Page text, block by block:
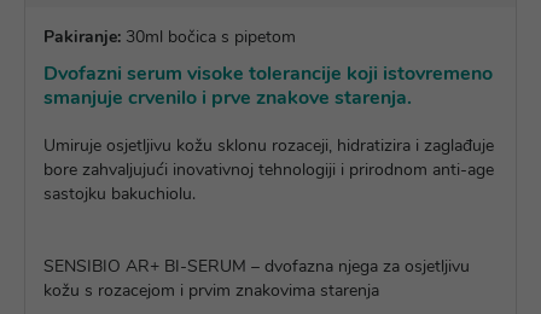
Pakiranje: 30ml bočica s pipetom
Dvofazni serum visoke tolerancije koji istovremeno
smanjuje crvenilo i prve znakove starenja.
Umiruje osjetljivu kožu sklonu rozaceji, hidratizira i zaglađuje
bore zahvaljujući inovativnoj tehnologiji i prirodnom anti-age
sastojku bakuchiolu.
SENSIBIO AR+ BI-SERUM – dvofazna njega za osjetljivu
kožu s rozacejom i prvim znakovima starenja